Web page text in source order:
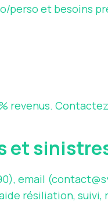
perso et besoins
revenus. Contactez
et
email (
résiliation,